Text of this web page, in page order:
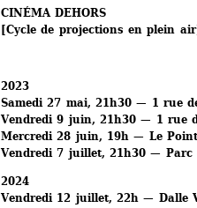
CINÉMA DEHORS
[Cycle de projections en plein air]
2023
Samedi 27 mai, 21h30 — 1 rue
Vendredi 9 juin, 21h30 — 1 rue
Mercredi 28 juin, 19h — Le
Vendredi 7 juillet, 21h30 — Parc
2024
Vendredi 12 juillet, 22h — Dalle